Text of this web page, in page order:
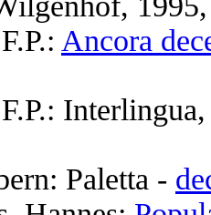
Ancora
Paletta -